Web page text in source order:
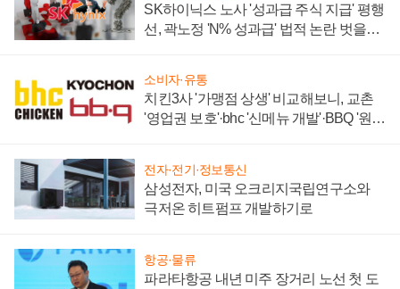
SK하이닉스 노사 '성과급 주식 지급' 평행
선, 곽노정 'N% 성과급' 법적 논란 벗을지
소비자·유통
치킨3사 '가맹점 상생' 비교해보니, 교촌
'영업권 보호'·bhc '신메뉴 개발'·BBQ '원가
전자·전기·정보통신
삼성전자, 미국 오크리지국립연구소와
극저온 히트펌프 개발하기로
항공·물류
파라타항공 내년 미주 장거리 노선 첫 도